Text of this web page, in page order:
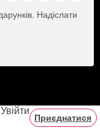
Надіслати
Увійти
Приєднатися